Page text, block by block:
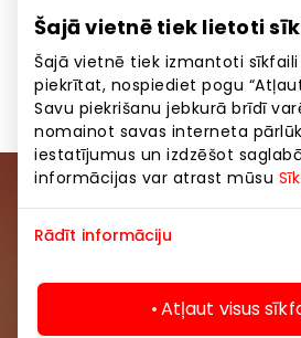
Šajā vietnē tiek lietoti
Šajā vietnē tiek izmantoti
piekrītat, nospiediet pogu
Savu piekrišanu jebkurā brīdī
nomainot savas interneta
iestatījumus un izdzēšot
informācijas var atrast mūsu
Rādīt informāciju
Atļaut visus
pilnas cenas precēm. Izvēloties
prece ir bezmaksas. Neattiecas
Nevar apvienot ar citiem
Pievienojieties
pasākumiem un jaunāko
izklaides centros “AKROPOLE